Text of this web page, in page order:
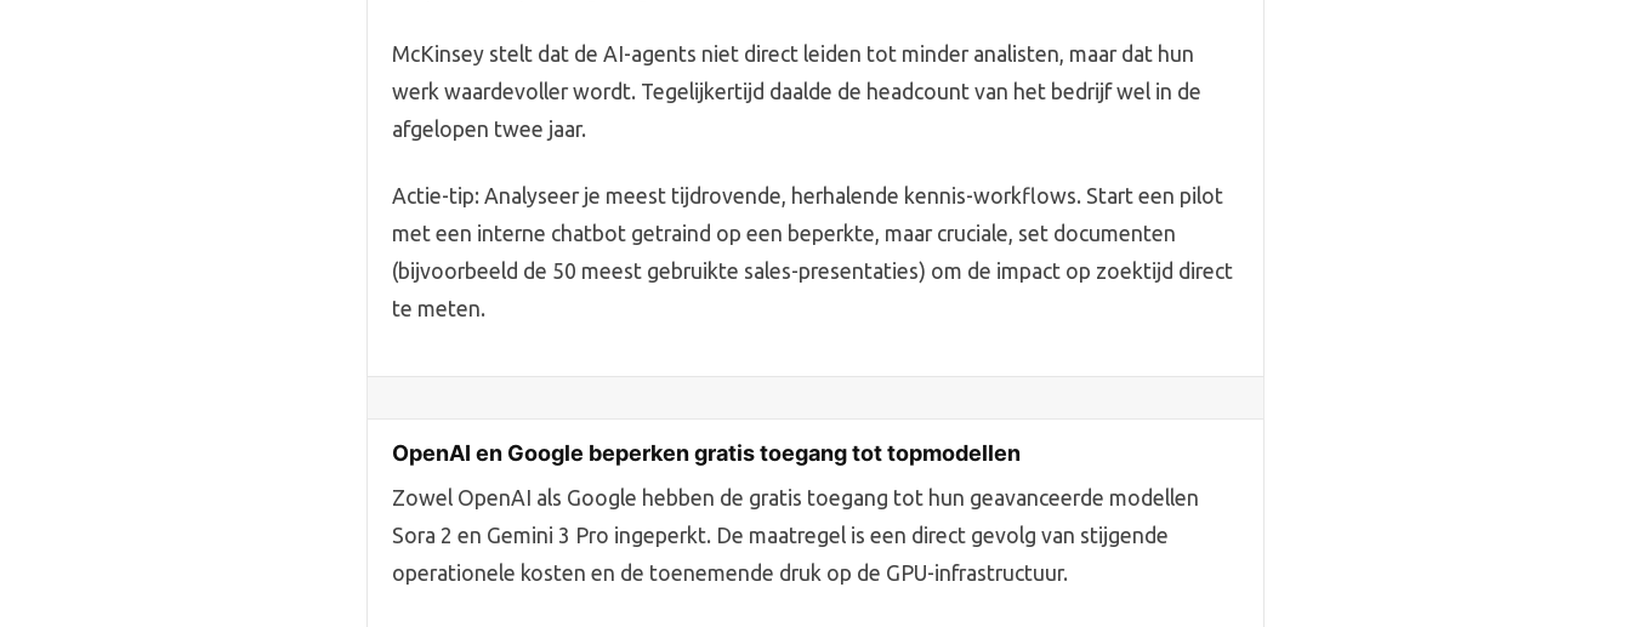
McKinsey stelt dat de AI-agents niet direct leiden tot minder analisten, maar dat hun
werk waardevoller wordt. Tegelijkertijd daalde de headcount van het bedrijf wel in de
afgelopen twee jaar.
Actie-tip: Analyseer je meest tijdrovende, herhalende kennis-workflows. Start een pilot
met een interne chatbot getraind op een beperkte, maar cruciale, set documenten
(bijvoorbeeld de 50 meest gebruikte sales-presentaties) om de impact op zoektijd direct
te meten.
OpenAI en Google beperken gratis toegang tot topmodellen
Zowel OpenAI als Google hebben de gratis toegang tot hun geavanceerde modellen
Sora 2 en Gemini 3 Pro ingeperkt. De maatregel is een direct gevolg van stijgende
operationele kosten en de toenemende druk op de GPU-infrastructuur.